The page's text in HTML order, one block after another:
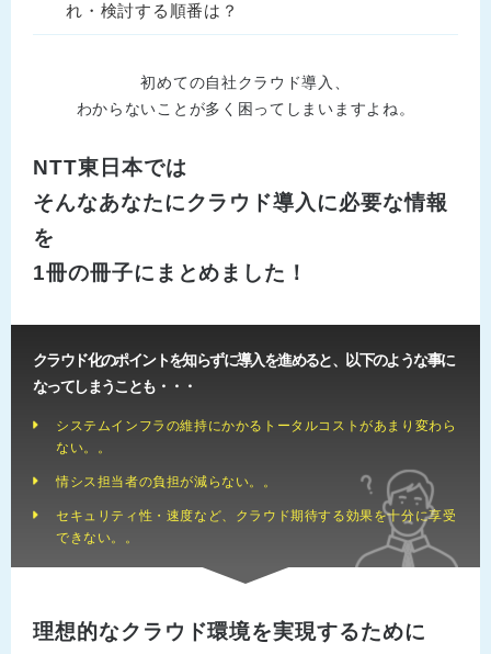
れ・検討する順番は？
初めての自社クラウド導入、
わからないことが多く困ってしまいますよね。
NTT東日本では
そんなあなたにクラウド導入に必要な情報
を
1冊の冊子にまとめました！
クラウド化のポイントを知らずに導入を進めると、以下のような事に
なってしまうことも・・・
システムインフラの維持にかかるトータルコストがあまり変わら
ない。。
情シス担当者の負担が減らない。。
セキュリティ性・速度など、クラウド期待する効果を十分に享受
できない。。
理想的なクラウド環境を実現するために